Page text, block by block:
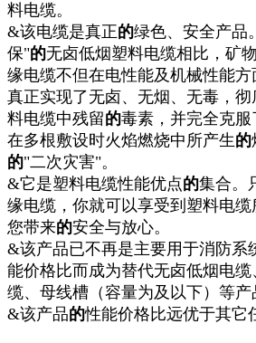
料电缆。
&该电缆是真正的绿色、安全产品
保"的无卤低烟塑料电缆相比，矿
缘电缆不但在电性能及机械性能方
真正实现了无卤、无烟、无毒，
料电缆中残留的毒素，并完全克
在多根敷设时火焰燃烧中所产生的
的"二次灾害"。
&它是塑料电缆性能优点的集合。
缘电缆，你就可以享受到塑料电
您带来的安全与放心。
&该产品已不再是主要用于消防系
能价格比而成为替代无卤低烟电
缆、母线槽（容量为及以下）等产
&该产品的性能价格比远优于其它